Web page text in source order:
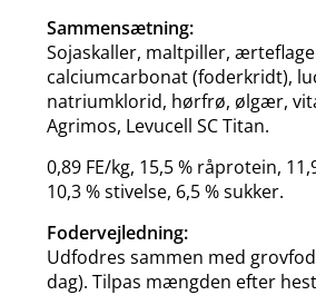
Sammensætning:
Sojaskaller, maltpiller,
calciumcarbonat (foderkridt),
natriumklorid, hørfrø, ølgær,
Agrimos, Levucell SC Titan.
0,89 FE/kg, 15,5 % råprotein,
10,3 % stivelse, 6,5 % sukker.
Fodervejledning:
Udfodres sammen med
dag). Tilpas mængden efter